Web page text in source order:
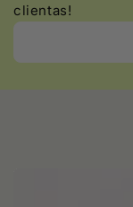
clientas!